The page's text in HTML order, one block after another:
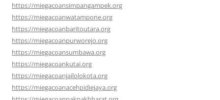
https://miegacoansimpangampek.org
https://miegacoanwatampone.org
https://miegacoanbaritoutara.org
https://miegacoanpurworejo.org
https://miegacoansumbawa.org
https://miegacoankutai.org
https://miegacoanjailolokota.org
https://miegacoanacehpidiejaya.org